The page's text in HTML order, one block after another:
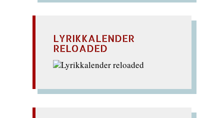
LYRIKKALENDER
RELOADED